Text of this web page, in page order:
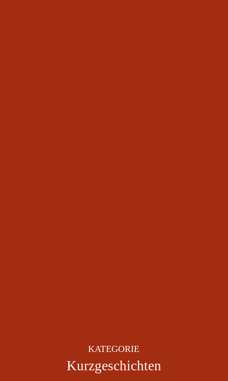
KATEGORIE
Kurzgeschichten